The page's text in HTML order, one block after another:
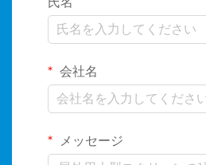
会社名
メッセージ